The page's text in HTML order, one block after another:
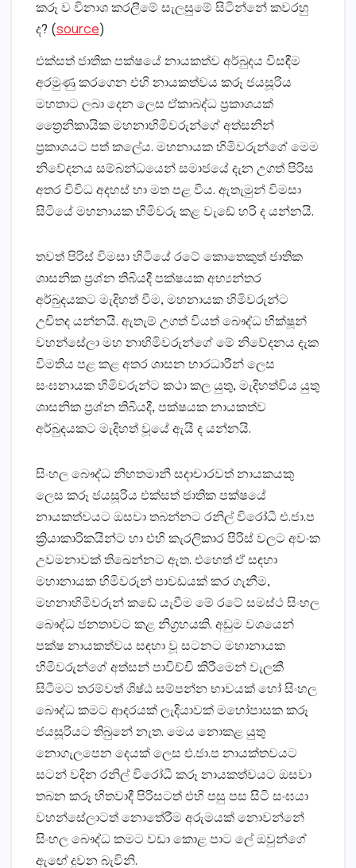
කරූ ව විනාශ කරලීමේ සැලසුමේ සිටින්නේ කවරහු
ද? (source)
එක්සත් ජාතික පක්ෂයේ නායකත්ව අර්බුදය විසඳීම
අරමුණු කරගෙන එහි නායකත්වය කරූ ජයසූරිය
මහතාට ලබා දෙන ලෙස ඒකාබද්ධ ප්‍රකාශයක්
ත්‍රෛනිකායික මහනාහිමිවරුන්ගේ අත්සනින්
ප්‍රකාශයට පත් කලේය. මහනායක හිමිවරුන්ගේ මෙම
නිවේදනය සම්බන්ධයෙන් සමාජයේ දැන උගත් පිරිස
අතර විවිධ අදහස් හා මත පළ විය. ඇතැමුන් විමසා
සිටියේ මහනායක හිමිවරු කළ වැඩේ හරි ද යන්නයි.
තවත් පිරිස් විමසා හිටියේ රටේ කොතෙකුත් ජාතික
ශාසනික ප්‍රශ්න තිබියදී පක්ෂයක අභ්‍යන්තර
අර්බුදයකට මැදිහත් වීම, මහනායක හිමිවරුන්ට
උචිතද යන්නයි. ඇතැම් උගත් වියත් බෞද්ධ භික්ෂූන්
වහන්සේලා මහ නාහිමිවරුන්ගේ මේ නිවේදනය දැක
විමතිය පළ කළ අතර ශාසන භාරධාරීන් ලෙස
සංඝනායක හිමිවරුන්ට කථා කල යුතු, මැදිහත්විය යුතු
ශාසනික ප්‍රශ්න තිබියදී, පක්ෂයක නායකත්ව
අර්බුදයකට මැදිහත් වූයේ ඇයි ද යන්නයි.
සිංහල බෞද්ධ නිහතමානී සදාචාරවත් නායකයකු
ලෙස කරූ ජයසූරිය එක්සත් ජාතික පක්ෂයේ
නායකත්වයට ඔසවා තබන්නට රනිල් විරෝධී එ.ජා.ප
ක්‍රියාකාරිකයින්ට හා එහි කැරලිකාර පිරිස් වලට අවංක
උවමනාවක් තිඛෙන්නට ඇත. එහෙත් ඒ සඳහා
මහානායක හිමිවරුන් පාවඩයක් කර ගැනීම,
මහනාහිමිවරුන් කඩේ යැවීම මේ රටේ සමස්ථ සිංහල
බෞද්ධ ජනතාවට කළ නිග්‍රහයකි. අඩුම වශයෙන්
පක්ෂ නායකත්වය සඳහා වූ සටනට මහානායක
හිමිවරුන්ගේ අත්සන් පාවිච්චි කිරීමෙන් වැලකී
සිටීමට තරම්වත් ශිෂ්ඨ සම්පන්න භාවයක් හෝ සිංහල
බෞද්ධ කමට ආදරයක් ලැදියාවක් මහෝපාසක කරූ
ජයසූරියට තිබුනේ නැත. මෙය නොකළ යුතු
නොගැලපෙන දෙයක් ලෙස එ.ජා.ප නායක්තවයට
සටන් වදින රනිල් විරෝධී කරූ නායකත්වයට ඔසවා
තබන කරූ හිතවාදී පිරිසටත් එහි පසු පස සිටි සංඝයා
වහන්සේලාටත් නොතේරීම අරුමයක් නොවන්නේ
සිංහල බෞද්ධ කමට වඩා කොළ පාට ලේ ඔවුන්ගේ
ඇඟේ දුවන බැවිනි.